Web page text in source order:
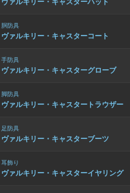
ヴァルキリー・キャスターハット
胴防具
ヴァルキリー・キャスターコート
手防具
ヴァルキリー・キャスターグローブ
脚防具
ヴァルキリー・キャスタートラウザー
足防具
ヴァルキリー・キャスターブーツ
耳飾り
ヴァルキリー・キャスターイヤリング